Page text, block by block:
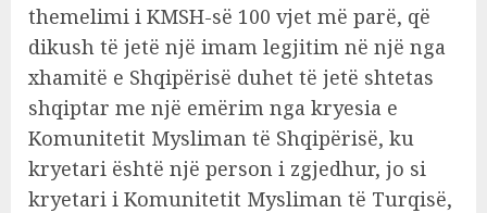
themelimi i KMSH-së 100 vjet më parë, që
dikush të jetë një imam legjitim në një nga
xhamitë e Shqipërisë duhet të jetë shtetas
shqiptar me një emërim nga kryesia e
Komunitetit Mysliman të Shqipërisë, ku
kryetari është një person i zgjedhur, jo si
kryetari i Komunitetit Mysliman të Turqisë,